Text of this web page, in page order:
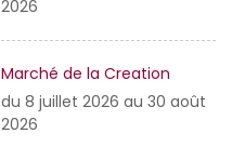
2026
Marché de la Creation
du 8 juillet 2026 au 30 août
2026